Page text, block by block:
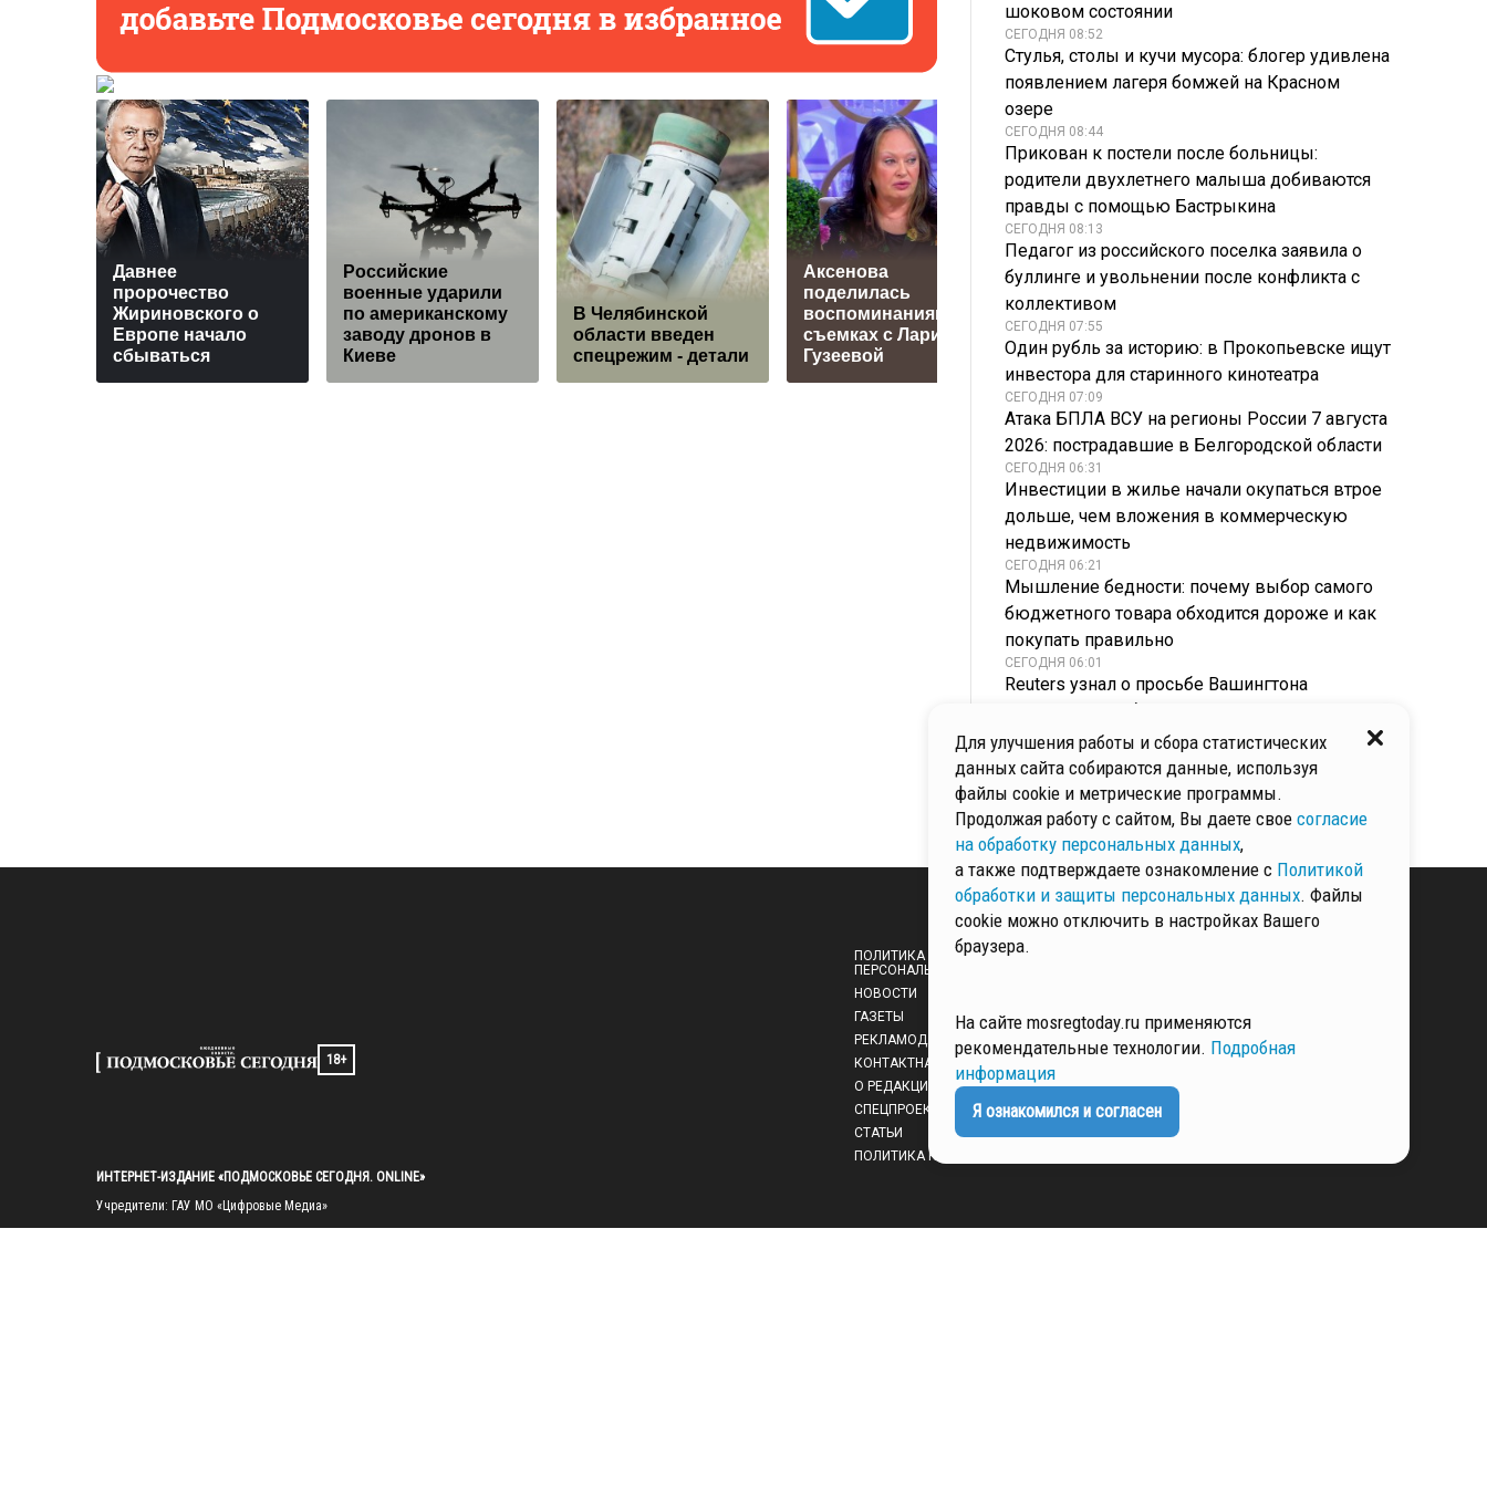
Давнее
пророчество
Жириновского о
Европе начало
сбываться
Российские
военные ударили
по американскому
заводу дронов в
Киеве
В Челябинской
области введен
спецрежим - детали
Аксенова
поделилась
воспоминаниями о
съемках с Ларисой
Гузеевой
Трамп: арсеналы
США переполнены,
но Пентагон просит
$67 млрд
АБН24: Запад
опозорился после
России
шоковом состоянии
СЕГОДНЯ 08:52
Стулья, столы и кучи мусора: блогер удивлена
появлением лагеря бомжей на Красном
озере
СЕГОДНЯ 08:44
Прикован к постели после больницы:
родители двухлетнего малыша добиваются
правды с помощью Бастрыкина
СЕГОДНЯ 08:13
Педагог из российского поселка заявила о
буллинге и увольнении после конфликта с
коллективом
СЕГОДНЯ 07:55
Один рубль за историю: в Прокопьевске ищут
инвестора для старинного кинотеатра
СЕГОДНЯ 07:09
Атака БПЛА ВСУ на регионы России 7 августа
2026: пострадавшие в Белгородской области
СЕГОДНЯ 06:31
Инвестиции в жилье начали окупаться втрое
дольше, чем вложения в коммерческую
недвижимость
СЕГОДНЯ 06:21
Мышление бедности: почему выбор самого
бюджетного товара обходится дороже и как
покупать правильно
СЕГОДНЯ 06:01
Reuters узнал о просьбе Вашингтона
к Москве освободить осужденного
за насилие американца Гилмана
СЕГОДНЯ 05:34
Затопленные дороги и нулевая видимость:
сильная гроза накрыла юг и запад столицы
18+
ИНТЕРНЕТ-ИЗДАНИЕ «ПОДМОСКОВЬЕ СЕГОДНЯ. ONLINE»
Учредители: ГАУ МО «Цифровые Медиа»
ПОЛИТИКА ОБРАБОТКИ И ЗАЩИТЫ
ПЕРСОНАЛЬНЫХ ДАННЫХ
НОВОСТИ
ГАЗЕТЫ
РЕКЛАМОДАТЕЛЯМ
КОНТАКТНАЯ ИНФОРМАЦИЯ
О РЕДАКЦИИ
СПЕЦПРОЕКТЫ
СТАТЬИ
ПОЛИТИКА КОНФИДЕНЦИАЛЬНОСТИ
Для улучшения работы и сбора статистических
данных сайта собираются данные, используя
файлы cookie и метрические программы.
Продолжая работу с сайтом, Вы даете свое согласие
на обработку персональных данных,
а также подтверждаете ознакомление с Политикой
обработки и защиты персональных данных. Файлы
cookie можно отключить в настройках Вашего
браузера.
На сайте mosregtoday.ru применяются
рекомендательные технологии. Подробная
информация
Я ознакомился и согласен